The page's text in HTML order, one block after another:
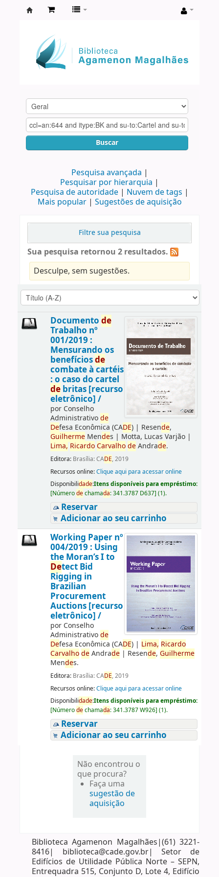
Agamenon
Magalhães
Buscar
Pesquisa avançada
Pesquisar por hierarquia
Pesquisa de autoridade
Nuvem de tags
Mais popular
Sugestões de aquisição
Filtre sua pesquisa
Sua pesquisa retornou 2 resultados.
Desculpe, sem sugestões.
Documento de
Trabalho nº
001/2019 :
Mensurando os
benefíciosde
combate à cartéis
: o caso do cartel
debritas [recurso
eletrônico] /
por Conselho
Administrativode
Defesa Econômica (CADE)| Resende,
GuilhermeMendes | Motta, Lucas Varjão|
Lima, Ricardo Carvalho deAndrade.
Editora: Brasília: CADE, 2019
Recursos online:Clique aqui para acessar online
Disponibilidade:Itens disponíveis para empréstimo:
[Númerodechamada:341.3787 D637] (1).
Reservar
Adicionar ao seu carrinho
Working Paper nº
004/2019 : Using
the Moran’s I to
Detect Bid
Rigging in
Brazilian
Procurement
Auctions [recurso
eletrônico] /
por Conselho
Administrativode
Defesa Econômica (CADE)| Lima, Ricardo
Carvalho deAndrade| Resende, Guilherme
Mendes.
Editora: Brasília: CADE, 2019
Recursos online:Clique aqui para acessar online
Disponibilidade:Itens disponíveis para empréstimo:
[Númerodechamada:341.3787 W926] (1).
Reservar
Adicionar ao seu carrinho
Não encontrou o
que procura?
Faça uma
sugestão de
aquisição
Biblioteca Agamenon Magalhães|(61) 3221-
8416| biblioteca@cade.gov.br| Setor de
Edifícios de Utilidade Pública Norte – SEPN,
Entrequadra 515, Conjunto D, Lote 4, Edifício